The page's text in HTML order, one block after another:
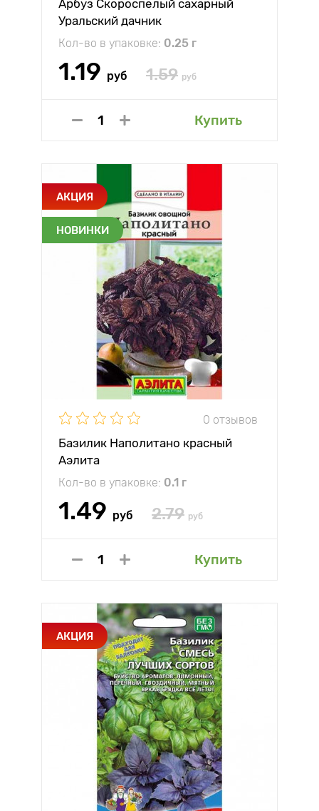
Арбуз Скороспелый сахарный
Уральский дачник
Кол-во в упаковке: 0.25 г
1.19 руб 1.59 руб
Купить
АКЦИЯ
НОВИНКИ
0 отзывов
Базилик Наполитано красный
Аэлита
Кол-во в упаковке: 0.1 г
1.49 руб 2.79 руб
Купить
АКЦИЯ